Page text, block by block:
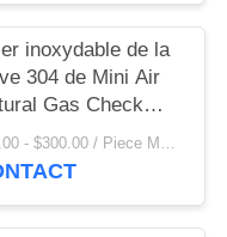
inoxydable de la
304 de Mini Air
Gas Check
l'approbation de la
$10.00 - $300.00 / Piece MOQ:100 pièces